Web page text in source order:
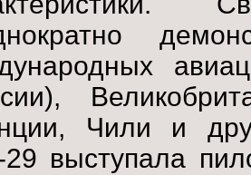
Чили и
выступала